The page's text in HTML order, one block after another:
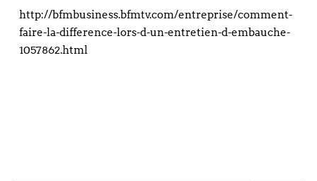
http://bfmbusiness.bfmtv.com/entreprise/comment-
faire-la-difference-lors-d-un-entretien-d-embauche-
1057862.html